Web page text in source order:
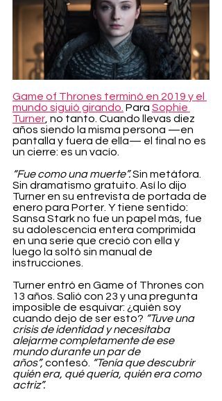
Game of Thrones terminó en 2019 y el
mundo siguió girando. Para Sophie
Turner , no tanto. Cuando llevas diez
años siendo la misma persona —en
pantalla y fuera de ella— el final no es
un cierre: es un vacío.
“Fue como una muerte”. Sin metáfora.
Sin dramatismo gratuito. Así lo dijo
Turner en su entrevista de portada de
enero para Porter. Y tiene sentido:
Sansa Stark no fue un papel más, fue
su adolescencia entera comprimida
en una serie que creció con ella y
luego la soltó sin manual de
instrucciones.
Turner entró en Game of Thrones con
13 años. Salió con 23 y una pregunta
imposible de esquivar: ¿quién soy
cuando dejo de ser esto? “Tuve una
crisis de identidad y necesitaba
alejarme completamente de ese
mundo durante un par de
años”, confesó. “Tenía que descubrir
quién era, qué quería, quién era como
actriz”.